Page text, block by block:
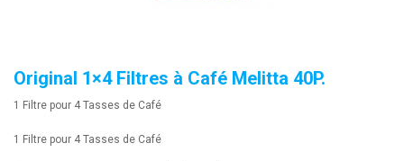
Original 1×4 Filtres à Café Melitta 40P.
1 Filtre pour 4 Tasses de Café
1 Filtre pour 4 Tasses de Café